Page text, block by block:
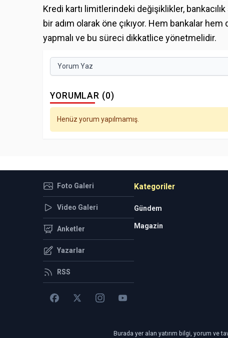
Kredi kartı limitlerindeki değişiklikler,
bir adım olarak öne çıkıyor. Hem bankalar
yapmalı ve bu süreci dikkatlice yönetmelidir.
Yorum Yaz
YORUMLAR (0)
Henüz yorum yapılmamış.
Foto Galeri
Video Galeri
Anketler
Yazarlar
RSS
Kategoriler
Gündem
Magazin
Burada yer alan yatırım bilgi, yorum ve